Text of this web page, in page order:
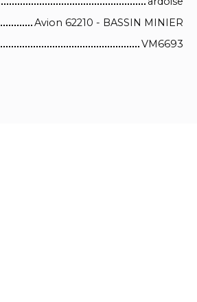
Avion 62210 - BASSIN MINIER
VM6693